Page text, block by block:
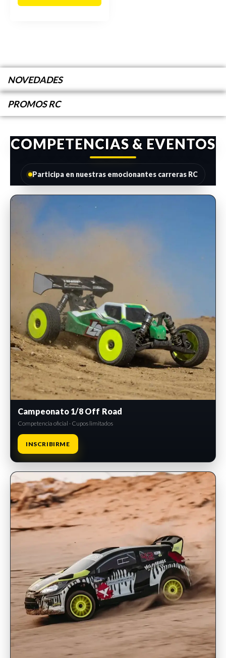
NOVEDADES
PROMOS RC
COMPETENCIAS & EVENTOS
Participa en nuestras emocionantes carreras RC
INSCRIPCIONES ABIERTAS
Campeonato 1/8 Off Road
Competencia oficial · Cupos limitados
INSCRIBIRME
INSCRIPCIONES ABIERTAS